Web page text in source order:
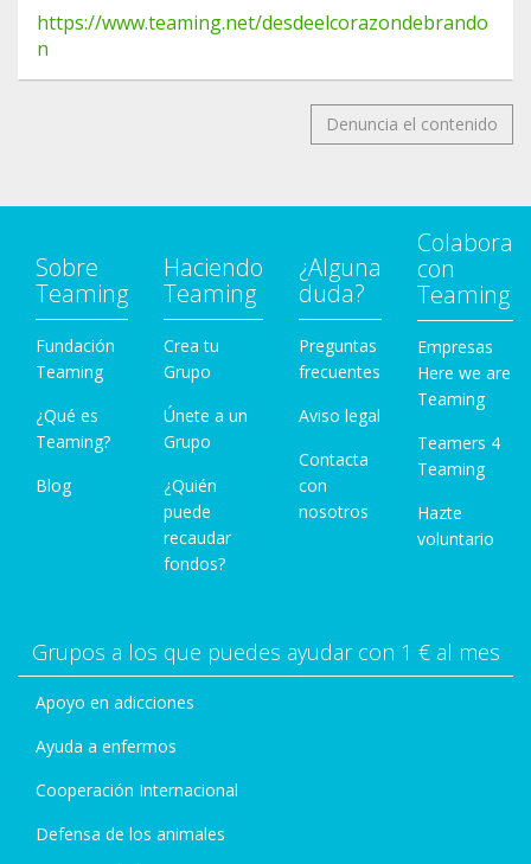
https://www.teaming.net/desdeelcorazondebrando
n
Denuncia el contenido
Sobre
Teaming
Fundación
Teaming
¿Qué es
Teaming?
Blog
Haciendo
Teaming
Crea tu
Grupo
Únete a un
Grupo
¿Quién
puede
recaudar
fondos?
¿Alguna
duda?
Preguntas
frecuentes
Aviso legal
Contacta
con
nosotros
Colabora
con
Teaming
Empresas
Here we are
Teaming
Teamers 4
Teaming
Hazte
voluntario
Grupos a los que puedes ayudar con 1 € al mes
Apoyo en adicciones
Ayuda a enfermos
Cooperación Internacional
Defensa de los animales